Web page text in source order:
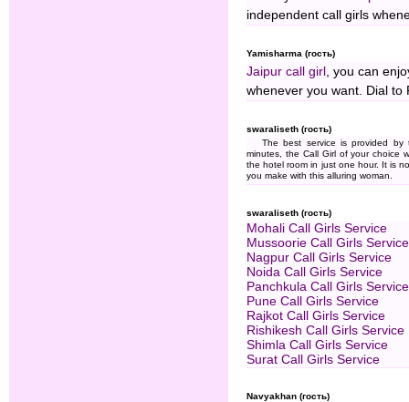
independent call girls
Yamisharma (гость)
Jaipur call girl , you can
whenever you want. Dial to
swaraliseth (гость)
The best service is provided
minutes, the Call Girl of your choice
the hotel room in just one hour. It is
you make with this alluring woman.
swaraliseth (гость)
Mohali Call Girls Service
Mussoorie Call Girls Service
Nagpur Call Girls Service
Noida Call Girls Service
Panchkula Call Girls Service
Pune Call Girls Service
Rajkot Call Girls Service
Rishikesh Call Girls Service
Shimla Call Girls Service
Surat Call Girls Service
Navyakhan (гость)